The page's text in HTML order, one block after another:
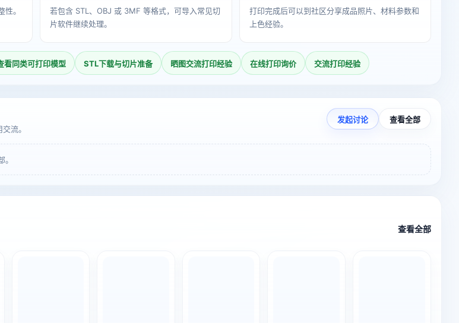
。
若包含 STL、OBJ 或 3MF 等格式，可导入常见切
片软件继续处理。
打印完成后可以到社区分享成品照片、材料参数和
上色经验。
看同类可打印模型 STL下载与切片准备 晒图交流打印经验 在线打印询价 交流打印经验
流。
发起讨论 查看全部
查看全部